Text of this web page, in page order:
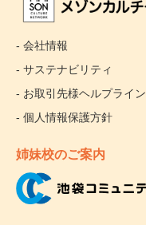
- 会社情報
- サステナビリティ
- お取引先様ヘルプライン
- 個人情報保護方針
姉妹校のご案内